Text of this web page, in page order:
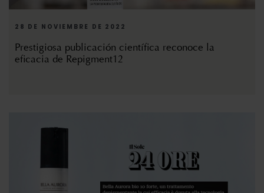
28 DE NOVIEMBRE DE 2022
Prestigiosa publicación científica reconoce la
eficacia de Repigment12